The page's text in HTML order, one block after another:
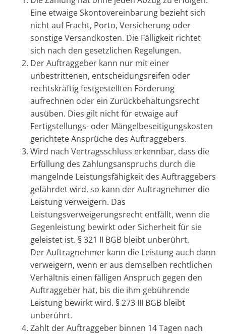
Eine etwaige Skontovereinbarung bezieht sich
nicht auf Fracht, Porto, Versicherung oder
sonstige Versandkosten. Die Fälligkeit richtet
sich nach den gesetzlichen Regelungen.
Der Auftraggeber kann nur mit einer
unbestrittenen, entscheidungsreifen oder
rechtskräftig festgestellten Forderung
aufrechnen oder ein Zurückbehaltungsrecht
ausüben. Dies gilt nicht für etwaige auf
Fertigstellungs- oder Mängelbeseitigungskosten
gerichtete Ansprüche des Auftraggebers.
Wird nach Vertragsschluss erkennbar, dass die
Erfüllung des Zahlungsanspruchs durch die
mangelnde Leistungsfähigkeit des Auftraggebers
gefährdet wird, so kann der Auftragnehmer die
Leistung verweigern. Das
Leistungsverweigerungsrecht entfällt, wenn die
Gegenleistung bewirkt oder Sicherheit für sie
geleistet ist. § 321 II BGB bleibt unberührt.
Der Auftragnehmer kann die Leistung auch dann
verweigern, wenn er aus demselben rechtlichen
Verhältnis einen fälligen Anspruch gegen den
Auftraggeber hat, bis die ihm gebührende
Leistung bewirkt wird. § 273 III BGB bleibt
unberührt.
Zahlt der Auftraggeber binnen 14 Tagen nach